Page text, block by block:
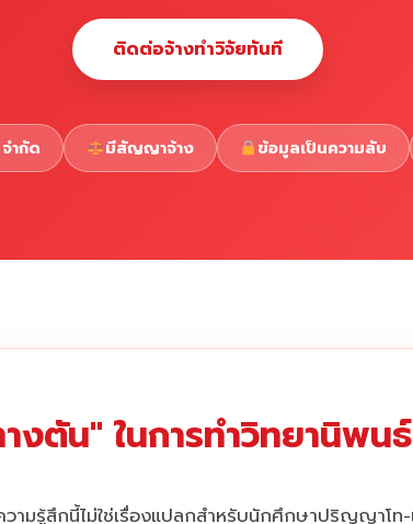
ติดต่อจ้างทำวิจัยทันที
ำกัด มีสัญญาจ้าง ข้อมูลเป็นความลับ
ตัน" ในการทำวิทยานิพน
ามรู้สึกนี้ไม่ใช่เรื่องแปลกสำหรับนักศึกษาปริญญาโท-